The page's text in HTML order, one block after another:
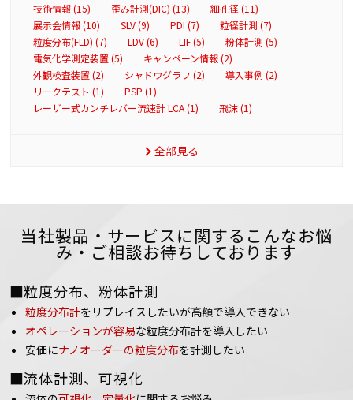
技術情報 (15)
歪み計測(DIC) (13)
細孔径 (11)
展示会情報 (10)
SLV (9) PDI (7)
粒径計測 (7)
粒度分布(FLD) (7)
LDV (6) LIF (5)
粉体計測 (5)
電気化学測定装置 (5)
キャンペーン情報 (2)
外観検査装置 (2)
シャドウグラフ (2)
導入事例 (2)
リークテスト (1)
PSP (1)
レーザー式カンチレバー流速計 LCA (1)
飛沫 (1)
全部見る
当社製品・サービスに関するこんなお悩
み・ご相談お待ちしております
■粒度分布、粉体計測
粒度分布計をリプレイスしたいが高額で導入できない
オペレーションが容易な粒度分布計を導入したい
安価にナノオーダーの粒度分布を計測したい
■流体計測、可視化